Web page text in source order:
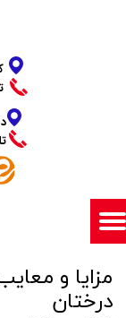
مزایا و
درختان